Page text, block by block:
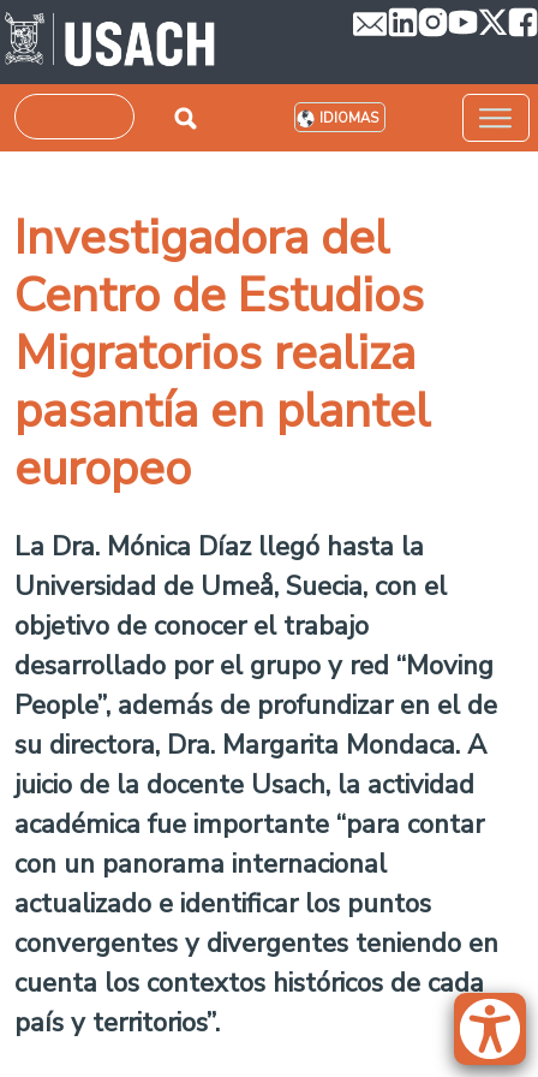
Pasar al contenido principal
Buscar IDIOMAS
Investigadora del
Centro de Estudios
Migratorios realiza
pasantía en plantel
europeo
La Dra. Mónica Díaz llegó hasta la
Universidad de Umeå, Suecia, con el
objetivo de conocer el trabajo
desarrollado por el grupo y red “Moving
People”, además de profundizar en el de
su directora, Dra. Margarita Mondaca. A
juicio de la docente Usach, la actividad
académica fue importante “para contar
con un panorama internacional
actualizado e identificar los puntos
convergentes y divergentes teniendo en
cuenta los contextos históricos de cada
país y territorios”.